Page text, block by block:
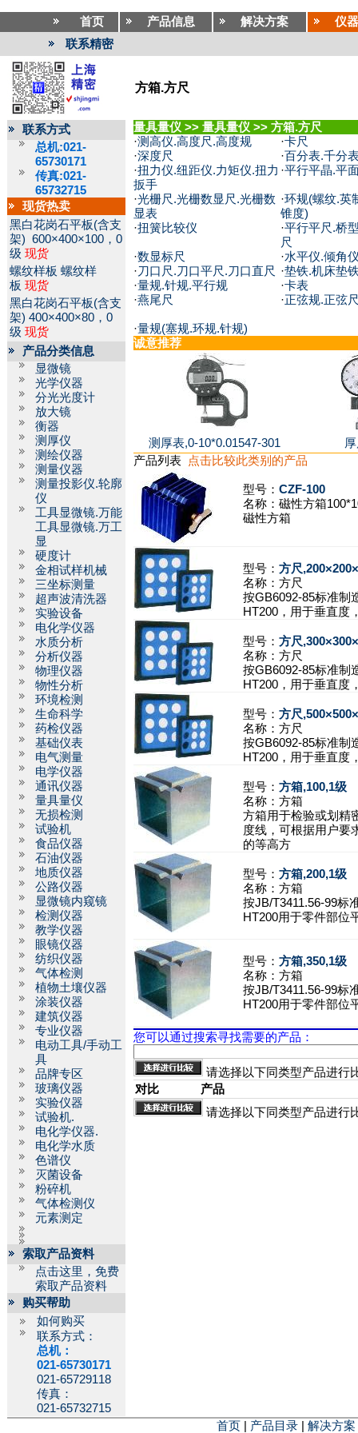
首页 产品信息 解决方案
仪
联系精密
方箱.方尺
联系方式
总机:021-
65730171
传真:021-
65732715
现货热卖
黑白花岗石平板(含支
架) 600×400×100，0
级 现货
螺纹样板 螺纹样
板 现货
黑白花岗石平板(含支
架) 400×400×80，0
级 现货
产品分类信息
显微镜
光学仪器
分光光度计
放大镜
衡器
测厚仪
测绘仪器
测量仪器
测量投影仪.轮廓
仪
工具显微镜.万能
工具显微镜.万工
显
硬度计
金相试样机械
三坐标测量
超声波清洗器
实验设备
电化学仪器
水质分析
分析仪器
物理仪器
物性分析
环境检测
生命科学
药检仪器
基础仪表
电气测量
电学仪器
通讯仪器
量具量仪
无损检测
试验机
食品仪器
石油仪器
地质仪器
公路仪器
显微镜内窥镜
检测仪器
教学仪器
眼镜仪器
纺织仪器
气体检测
植物土壤仪器
涂装仪器
建筑仪器
专业仪器
电动工具/手动工
具
品牌专区
玻璃仪器
实验仪器
试验机.
电化学仪器.
电化学水质
色谱仪
灭菌设备
粉碎机
气体检测仪
元素测定
索取产品资料
点击这里，免费
索取产品资料
购买帮助
如何购买
联系方式：
总机：
021-65730171
021-65729118
传真：
021-65732715
量具量仪 >> 量具量仪 >> 方箱.方尺
·测高仪.高度尺.高度规 ·卡尺
·深度尺 ·百分表.千分
·扭力仪.纽距仪.力矩仪.扭力
扳手
·平行平晶.平
·光栅尺.光栅数显尺.光栅数
显表
·环规(螺纹.英
锥度)
·扭簧比较仪 ·平行平尺.桥
尺
·数显标尺 ·水平仪.倾角
·刀口尺.刀口平尺.刀口直尺 ·垫铁.机床垫
·量规.针规.平行规 ·卡表
·燕尾尺 ·正弦规.正弦
·量规(塞规.环规.针规)
诚意推荐
测厚表,0-10*0.01547-301
产品列表
点击比较此类别的产品
型号： CZF-100
名称： 磁性方箱
磁性方箱
型号： 方尺
名称： 方尺
按GB6092-85标准制
HT200，用于垂直度
型号： 方尺
名称： 方尺
按GB6092-85标准制
HT200，用于垂直度
型号： 方尺
名称： 方尺
按GB6092-85标准制
HT200，用于垂直度
型号： 方箱,100,1级
名称： 方箱
方箱用于检验或划精
度线，可根据用户要
的等高方
型号： 方箱,200,1级
名称： 方箱
按JB/T3411.56-99标
HT200用于零件部位
型号： 方箱,350,1级
名称： 方箱
按JB/T3411.56-99标
HT200用于零件部位
您可以通过搜索寻找需要的产品：
请选择以下同类型产品进行
对比
产品
请选择以下同类型产品进行
首页 产品目录 解决方案